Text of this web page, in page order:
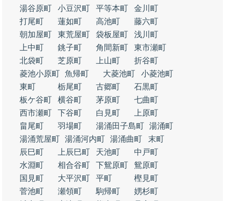
湯谷原町
小豆沢町 平等本町
金川町
打尾町
蓮如町 高池町
藤六町
朝加屋町
東荒屋町 袋板屋町
浅川町
上中町
銚子町 角間新町
東市瀬町
北袋町
芝原町 上山町
折谷町
菱池小原町 魚帰町 大菱池町
小菱池町
東町
栃尾町 古郷町
石黒町
板ケ谷町
横谷町 茅原町
七曲町
西市瀬町
下谷町 白見町
上原町
畠尾町
羽場町 湯涌田子島町 湯涌町
湯涌荒屋町 湯涌河内町 湯涌曲町
末町
辰巳町
上辰巳町 天池町
中戸町
水淵町
相合谷町 下鴛原町
鴛原町
国見町
大平沢町 平町
樫見町
菅池町
瀬領町 駒帰町
娚杉町